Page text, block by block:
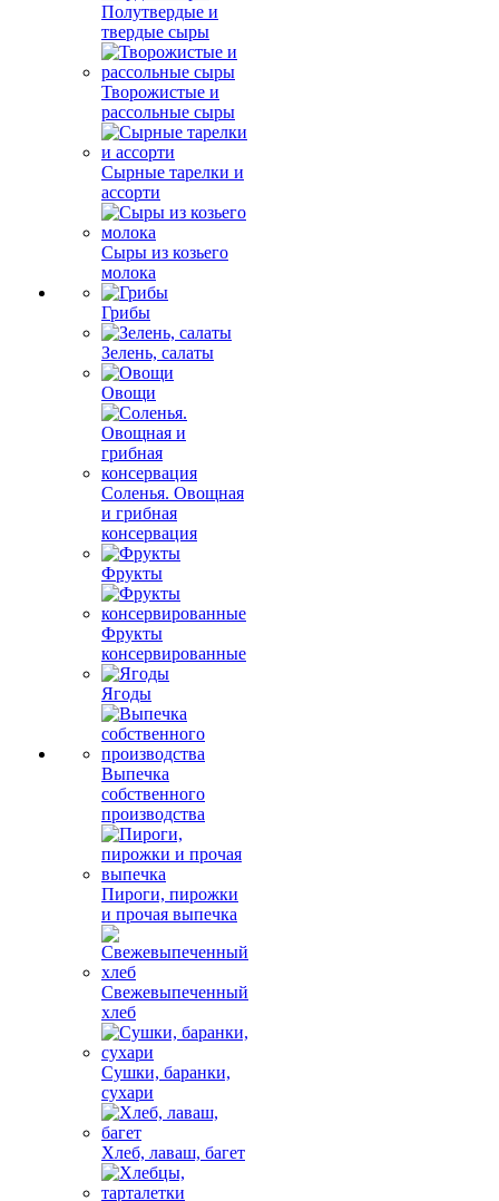
Полутвердые и
твердые сыры
Творожистые и
рассольные сыры
Сырные тарелки и
ассорти
Сыры из козьего
молока
Грибы
Зелень, салаты
Овощи
Соленья. Овощная
и грибная
консервация
Фрукты
Фрукты
консервированные
Ягоды
Выпечка
собственного
производства
Пироги, пирожки
и прочая выпечка
Свежевыпеченный
хлеб
Сушки, баранки,
сухари
Хлеб, лаваш, багет